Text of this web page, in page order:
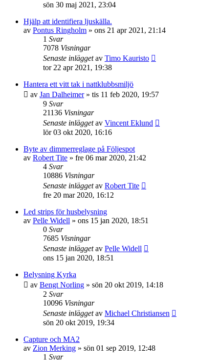
sön 30 maj 2021, 23:04
Hjälp att identifiera ljuskälla.
av Pontus Ringholm » ons 21 apr 2021, 21:14
1 Svar
7078 Visningar
Senaste inläggetav Timo Kauristo
tor 22 apr 2021, 19:38
Hantera ett vitt tak i nattklubbsmiljö
av Jan Dalheimer» tis 11 feb 2020, 19:57
9 Svar
21136 Visningar
Senaste inläggetav Vincent Eklund
lör 03 okt 2020, 16:16
Byte av dimmerreglage på Följespot
av Robert Tite » fre 06 mar 2020, 21:42
4 Svar
10886 Visningar
Senaste inläggetav Robert Tite
fre 20 mar 2020, 16:12
Led strips för husbelysning
av Pelle Widell » ons 15 jan 2020, 18:51
0 Svar
7685 Visningar
Senaste inläggetav Pelle Widell
ons 15 jan 2020, 18:51
Belysning Kyrka
av Bengt Norling » sön 20 okt 2019, 14:18
2 Svar
10096 Visningar
Senaste inläggetav Michael Christiansen
sön 20 okt 2019, 19:34
Capture och MA2
av Zion Merking » sön 01 sep 2019, 12:48
1 Svar